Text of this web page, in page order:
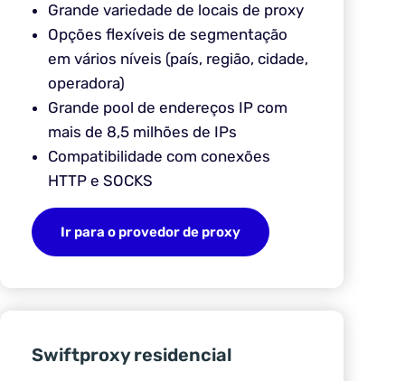
Grande variedade de locais de proxy
Opções flexíveis de segmentação
em vários níveis (país, região, cidade,
operadora)
Grande pool de endereços IP com
mais de 8,5 milhões de IPs
Compatibilidade com conexões
HTTP e SOCKS
Ir para o provedor de proxy
Swiftproxy residencial